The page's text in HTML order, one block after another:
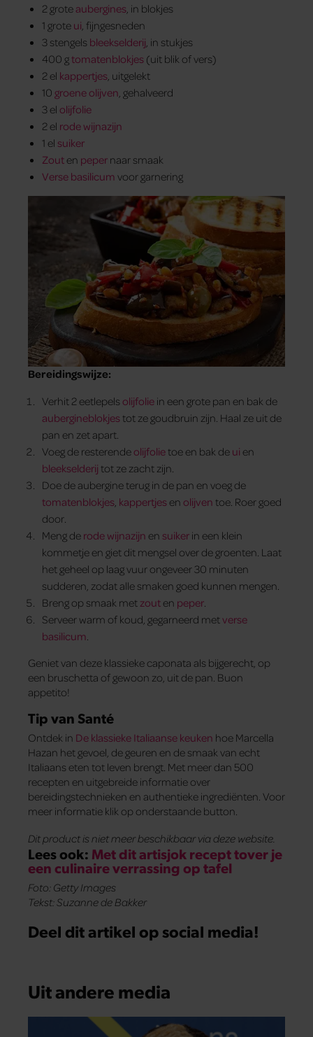
2 grote aubergines , in blokjes
1 grote ui , fijngesneden
3 stengels bleekselderij , in stukjes
400 gtomatenblokjes (uit blik of vers)
2 el kappertjes , uitgelekt
10 groene olijven , gehalveerd
3 el olijfolie
2 el rode wijnazijn
1 el suiker
Zout en peper naar smaak
Verse basilicum voor garnering
Bereidingswijze:
Verhit 2 eetlepelsolijfolie in een grote pan en bak de
aubergineblokjes tot ze goudbruin zijn. Haal ze uit de
pan en zet apart.
Voeg de resterendeolijfolie toe en bak de ui en
bleekselderij tot ze zacht zijn.
Doe de aubergine terug in de pan en voeg de
tomatenblokjes kappertjes en olijven toe. Roer goed
door.
Meng de rode wijnazijn en suiker in een klein
kommetje en giet dit mengsel over de groenten. Laat
het geheel op laag vuur ongeveer 30 minuten
sudderen, zodat alle smaken goed kunnen mengen.
Breng op smaak met zout en peper
Serveer warm of koud, gegarneerd metverse
basilicum
Geniet van deze klassieke caponata als bijgerecht, op
een bruschetta of gewoon zo, uit de pan. Buon
appetito!
Tip van Santé
Ontdek in De klassieke Italiaanse keuken hoe Marcella
Hazan het gevoel, de geuren en de smaak van echt
Italiaans eten tot leven brengt. Met meer dan 500
recepten en uitgebreide informatie over
bereidingstechnieken en authentieke ingrediënten. Voor
meer informatie klik op onderstaande button.
Dit product is niet meer beschikbaar via deze website.
Lees ook: Met dit artisjok recept tover je
een culinaire verrassing op tafel
Foto: Getty Images
Tekst: Suzanne de Bakker
Deel dit artikel op social media!
Uit andere media